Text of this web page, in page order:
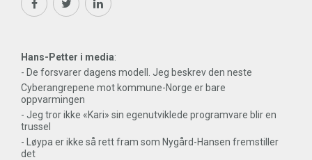
Hans-Petter i media:
- De forsvarer dagens modell. Jeg beskrev den neste
Cyberangrepene mot kommune-Norge er bare
oppvarmingen
- Jeg tror ikke «Kari» sin egenutviklede programvare blir en
trussel
- Løypa er ikke så rett fram som Nygård-Hansen fremstiller
det